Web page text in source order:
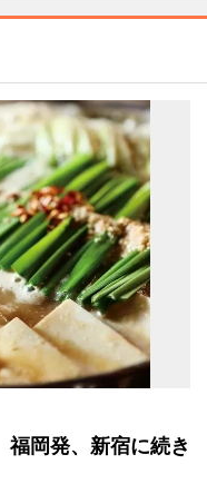
岡発、新宿に続き